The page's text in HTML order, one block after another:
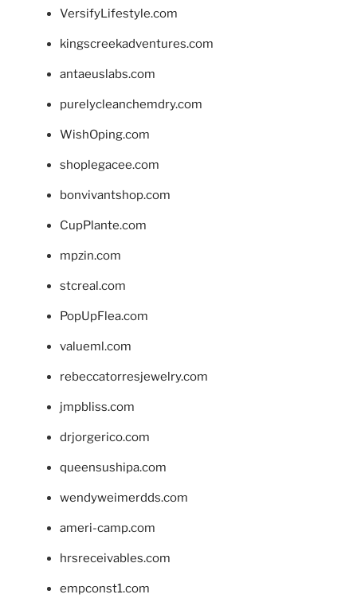
VersifyLifestyle.com
kingscreekadventures.com
antaeuslabs.com
purelycleanchemdry.com
WishOping.com
shoplegacee.com
bonvivantshop.com
CupPlante.com
mpzin.com
stcreal.com
PopUpFlea.com
valueml.com
rebeccatorresjewelry.com
jmpbliss.com
drjorgerico.com
queensushipa.com
wendyweimerdds.com
ameri-camp.com
hrsreceivables.com
empconst1.com